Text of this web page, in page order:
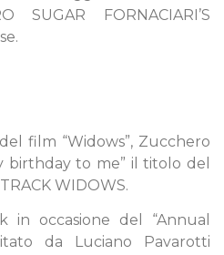
SUGAR FORNACIARI’S
film “Widows”, Zucchero
birthday to me” il titolo del
WIDOWS.
in occasione del “Annual
da Luciano Pavarotti